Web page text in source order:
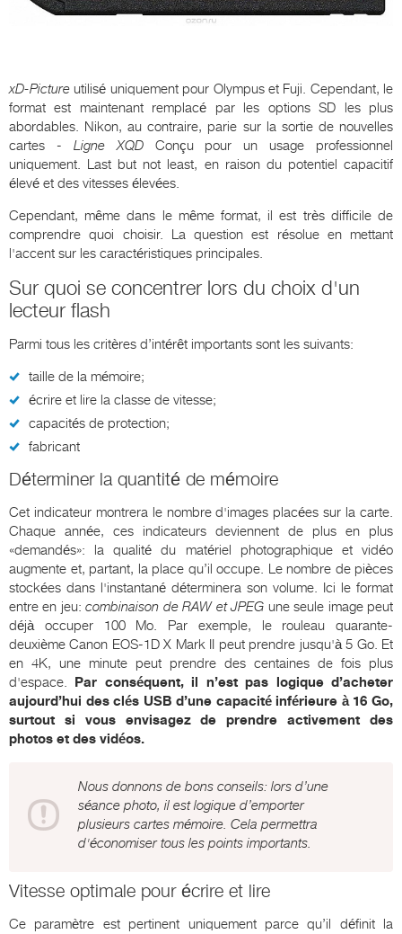
xD-Picture utilisé uniquement pour Olympus et Fuji. Cependant, le
format est maintenant remplacé par les options SD les plus
abordables. Nikon, au contraire, parie sur la sortie de nouvelles
cartes - Ligne XQDConçu pour un usage professionnel
uniquement. Last but not least, en raison du potentiel capacitif
élevé et des vitesses élevées.
Cependant, même dans le même format, il est très difficile de
comprendre quoi choisir. La question est résolue en mettant
l'accent sur les caractéristiques principales.
Sur quoi se concentrer lors du choix d'un
lecteur flash
Parmi tous les critères d’intérêt importants sont les suivants:
taille de la mémoire;
écrire et lire la classe de vitesse;
capacités de protection;
fabricant
Déterminer la quantité de mémoire
Cet indicateur montrera le nombre d'images placées sur la carte.
Chaque année, ces indicateurs deviennent de plus en plus
«demandés»: la qualité du matériel photographique et vidéo
augmente et, partant, la place qu’il occupe. Le nombre de pièces
stockées dans l'instantané déterminera son volume. Ici le format
entre en jeu:combinaison de RAW et JPEG une seule image peut
déjà occuper 100 Mo. Par exemple, le rouleau quarante-
deuxième Canon EOS-1D X Mark II peut prendre jusqu'à 5 Go. Et
en 4K, une minute peut prendre des centaines de fois plus
d'espace.
Par conséquent, il n’est pas logique d’acheter
aujourd’hui des clés USB d’une capacité inférieure à 16 Go,
surtout si vous envisagez de prendre activement des
photos et des vidéos.
Nous donnons de bons conseils: lors d’une
séance photo, il est logique d’emporter
plusieurs cartes mémoire. Cela permettra
d'économiser tous les points importants.
Vitesse optimale pour écrire et lire
Ce paramètre est pertinent uniquement parce qu’il définit la